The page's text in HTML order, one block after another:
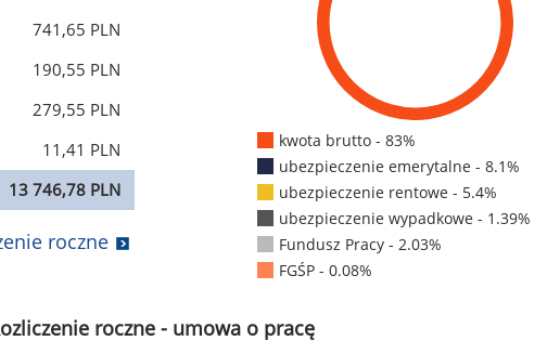
741,65 PLN
190,55 PLN
279,55 PLN
11,41 PLN
13 746,78 PLN
roczne
kwota brutto - 83%
ubezpieczenie emerytalne - 8.1%
ubezpieczenie rentowe - 5.4%
ubezpieczenie wypadkowe - 1.39%
Fundusz Pracy - 2.03%
FGŚP - 0.08%
roczne - umowa o pracę